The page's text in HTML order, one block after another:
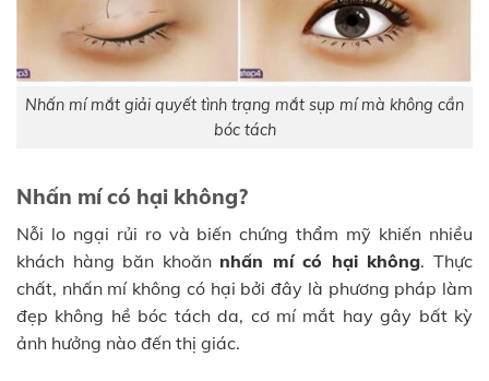
Nhấn mí mắt giải quyết tình trạng mắt sụp mí mà không cần
bóc tách
Nhấn mí có hại không?
Nỗi lo ngại rủi ro và biến chứng thẩm mỹ khiến nhiều
khách hàng băn khoăn nhấn mí có hại không. Thực
chất, nhấn mí không có hại bởi đây là phương pháp làm
đẹp không hề bóc tách da, cơ mí mắt hay gây bất kỳ
ảnh hưởng nào đến thị giác.